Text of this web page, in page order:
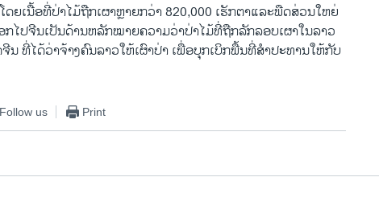
ຍເນື້ອທີ່ປ່າໄມ້ຖືກເຜາຫຼາຍກວ່າ 820,000 ເຮັກຕາແລະ​ພືດ​ສ່ວນ​ໃຫຍ່​
ໄປ​ຈີນເປັນດ້ານຫລັກໝາຍຄວາມວ່າປ່າໄມ້ທີ່ຖືກລັກລອບເຜາໃນລາວ
ທີ່ໄດ້ວ່າຈ້າງຄົນລາວໃຫ້ເຜົາປ່າ ເພື່ອບຸກເບິກພື້ນທີ່ສໍາປະທານໃຫ້ກັບ
Follow us Print